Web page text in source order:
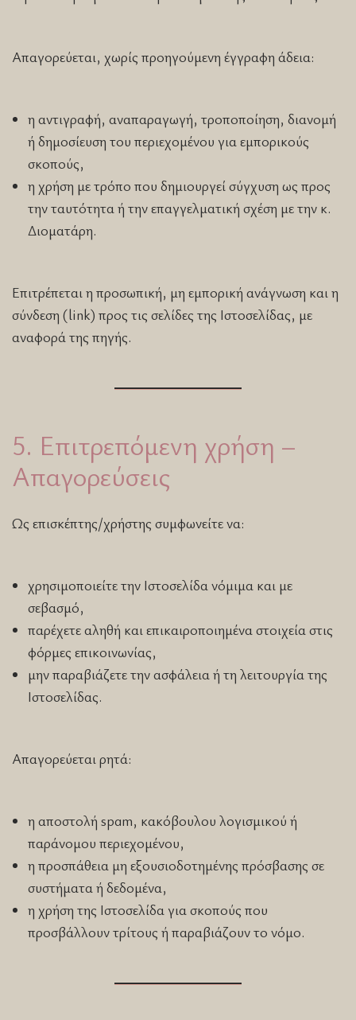
Απαγορεύεται, χωρίς προηγούμενη έγγραφη άδεια:
η αντιγραφή, αναπαραγωγή, τροποποίηση, διανομή
ή δημοσίευση του περιεχομένου για εμπορικούς
σκοπούς,
η χρήση με τρόπο που δημιουργεί σύγχυση ως προς
την ταυτότητα ή την επαγγελματική σχέση με την κ.
Διοματάρη.
Επιτρέπεται η προσωπική, μη εμπορική ανάγνωση και η
σύνδεση (link) προς τις σελίδες της Ιστοσελίδας, με
αναφορά της πηγής.
5. Επιτρεπόμενη χρήση –
Απαγορεύσεις
Ως επισκέπτης/χρήστης συμφωνείτε να:
χρησιμοποιείτε την Ιστοσελίδα νόμιμα και με
σεβασμό,
παρέχετε αληθή και επικαιροποιημένα στοιχεία στις
φόρμες επικοινωνίας,
μην παραβιάζετε την ασφάλεια ή τη λειτουργία της
Ιστοσελίδας.
Απαγορεύεται ρητά:
η αποστολή spam, κακόβουλου λογισμικού ή
παράνομου περιεχομένου,
η προσπάθεια μη εξουσιοδοτημένης πρόσβασης σε
συστήματα ή δεδομένα,
η χρήση της Ιστοσελίδα για σκοπούς που
προσβάλλουν τρίτους ή παραβιάζουν το νόμο.